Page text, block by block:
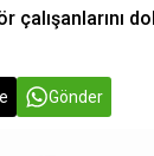
çalışanlarını
Gönder